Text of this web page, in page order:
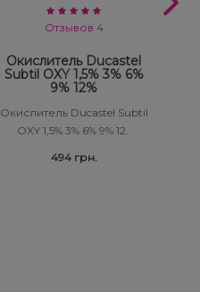
Отзывов 4
Окислитель Ducastel
Subtil OXY 1,5% 3% 6%
9% 12%
Окислитель Ducastel Subtil
OXY 1,5% 3% 6% 9% 12..
494 грн.